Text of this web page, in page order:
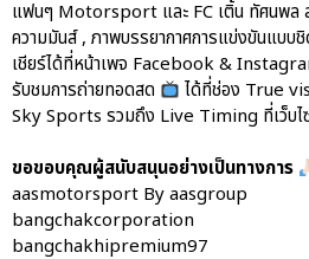
แฟนๆ Motorsport และ FC เติ้น ทัศนพล
ความมันส์ , ภาพบรรยากาศการแข่งขันแบบ
เชียร์ได้ที่หน้าเพจ Facebook &
รับชมการถ่ายทอดสด
ได้ที่ช่อง True
Sky Sports รวมถึง Live Timing ที่เว็บ
ขอขอบคุณผู้สนับสนุนอย่างเป็นทางการ
aasmotorsport By aasgroup
bangchakcorporation
bangchakhipremium97